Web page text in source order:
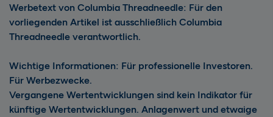
Werbetext von Columbia Threadneedle: Für den
vorliegenden Artikel ist ausschließlich Columbia
Threadneedle verantwortlich.
Wichtige Informationen: Für professionelle Investoren.
Für Werbezwecke.
Vergangene Wertentwicklungen sind kein Indikator für
künftige Wertentwicklungen. Anlagenwert und etwaige